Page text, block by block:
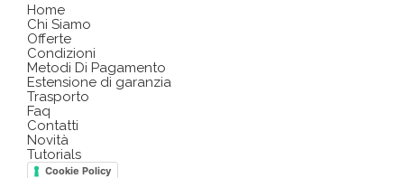
Home
Chi Siamo
Offerte
Condizioni
Metodi Di Pagamento
Estensione di garanzia
Trasporto
Faq
Contatti
Novità
Tutorials
Cookie Policy